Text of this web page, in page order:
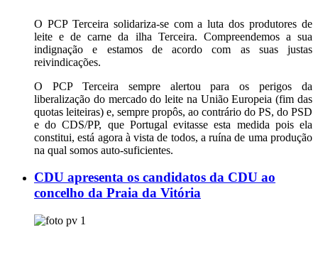
O PCP Terceira solidariza-se com a luta dos produtores de
leite e de carne da ilha Terceira. Compreendemos a sua
indignação e estamos de acordo com as suas justas
reivindicações.
O PCP Terceira sempre alertou para os perigos da
liberalização do mercado do leite na União Europeia (fim das
quotas leiteiras) e, sempre propôs, ao contrário do PS, do PSD
e do CDS/PP, que Portugal evitasse esta medida pois ela
constitui, está agora à vista de todos, a ruína de uma produção
na qual somos auto-suficientes.
CDU apresenta os candidatos da CDU ao
concelho da Praia da Vitória